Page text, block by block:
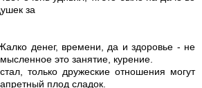
за
денег, времени, да и здоровье - не
это занятие, курение.
только дружеские отношения могут
плод сладок.